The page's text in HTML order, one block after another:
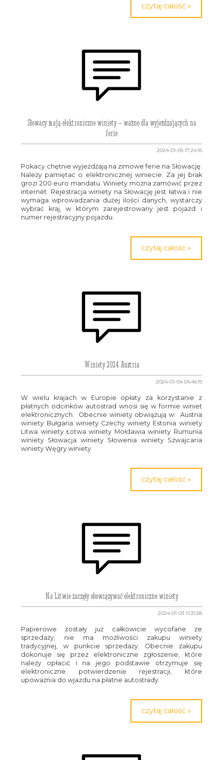
czytaj całość »
Słowacy mają elektroniczne winiety – ważne dla wyjeżdzających na
ferie
2024-01-09 17:24:16
Pokacy chętnie wyjeżdżają na zimowe ferie na Słowację.
Należy pamiętać o elektronicznej winiecie. Za jej brak
grozi 200 euro mandatu. Winiety można zamówić przez
internet. Rejestracja winiety na Słowację jest łatwa i nie
wymaga wprowadzania dużej ilości danych, wystarczy
wybrać kraj, w którym zarejestrowany jest pojazd i
numer rejestracyjny pojazdu.
czytaj całość »
Winiety 2024 Austria
2024-01-04 04:46:19
W wielu krajach w Europie opłaty za korzystanie z
płatnych odcinków autostrad wnosi się w formie winiet
elektronicznych. Obecnie winiety obwiązują w: Austria
winiety Bułgaria winiety Czechy winiety Estonia winiety
Litwa winiety Łotwa winiety Mołdawia winiety Rumunia
winiety Słowacja winiety Słowenia winiety Szwajcaria
winiety Węgry winiety
czytaj całość »
Na Litwie zaczęły obowiązywać elektroniczne winiety
2024-01-03 11:31:28
Papierowe zostały już całkowicie wycofane ze
sprzedaży, nie ma możliwości zakupu winiety
tradycyjnej, w punkcie sprzedaży. Obecnie zakupu
dokonuje się przez elektroniczne zgłoszenie, które
należy opłacić i na jego podstawie otrzymuje się
elektroniczne potwierdzenie rejestracji, które
upoważnia do wjazdu na płatne autostrady.
czytaj całość »